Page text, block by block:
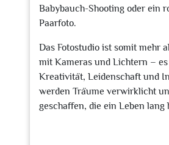
Babybauch-Shooting oder ein
Paarfoto.
Das Fotostudio ist somit mehr
mit Kameras und Lichtern –
Kreativität, Leidenschaft und
werden Träume verwirklicht
geschaffen, die ein Leben lang